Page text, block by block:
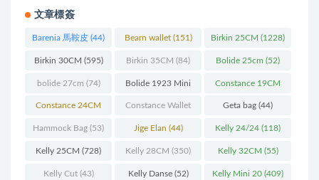
文章標簽
Barenia 馬鞍皮 (44) Bearn wallet(151) Birkin 25CM (1228)
Birkin 30CM (595) Birkin 35CM (84) Bolide 25cm (52)
bolide 27cm (74) Bolide 1923 Mini
(93)
Constance 19CM
(571)
Constance 24CM
(216)
Constance Wallet
(60)
Geta bag (44)
Hammock Bag (53) Jige Elan (44) Kelly 24/24 (118)
Kelly 25CM (728) Kelly 28CM (350) Kelly 32CM (55)
Kelly Cut(43) Kelly Danse(52) Kelly Mini 20 (409)